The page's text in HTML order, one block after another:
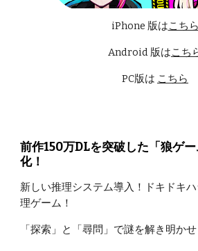
iPhone 版はこちら
Android 版はこち
PC版は こちら
前作150万DLを突破した「狼ゲ
化！
新しい推理システム導入！ドキドキ
理ゲーム！
「探索」と「尋問」で謎を解き明かせ